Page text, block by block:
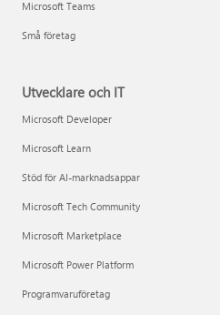
Microsoft Teams
Små företag
Utvecklare och IT
Microsoft Developer
Microsoft Learn
Stöd för AI-marknadsappar
Microsoft Tech Community
Microsoft Marketplace
Microsoft Power Platform
Programvaruföretag